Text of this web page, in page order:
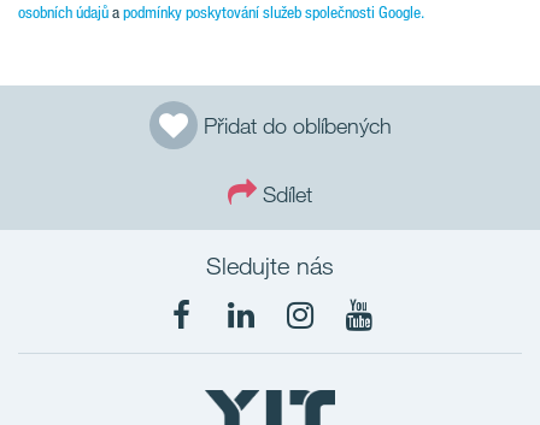
Přidat do oblíbených
Sdílet
osobních údajůapodmínky poskytování služeb společnosti Google.
Sledujte nás